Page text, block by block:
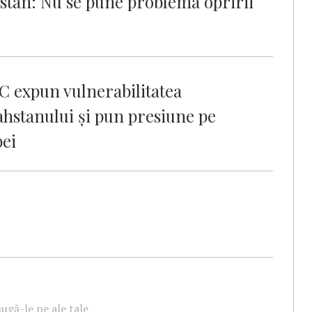
expun vulnerabilitatea
și pun presiune pe
le pe ale tale